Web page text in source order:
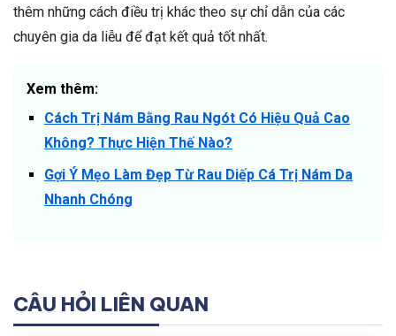
thêm những cách điều trị khác theo sự chỉ dẫn của các
chuyên gia da liễu để đạt kết quả tốt nhất.
Xem thêm:
Cách Trị Nám Bằng Rau Ngót Có Hiệu Quả Cao
Không? Thực Hiện Thế Nào?
Gợi Ý Mẹo Làm Đẹp Từ Rau Diếp Cá Trị Nám Da
Nhanh Chóng
CÂU HỎI LIÊN QUAN